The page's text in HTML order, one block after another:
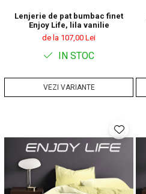
Lenjerie de pat bumbac finet
Enjoy Life, lila vanilie
de la 107,00 Lei
IN STOC
VEZI VARIANTE